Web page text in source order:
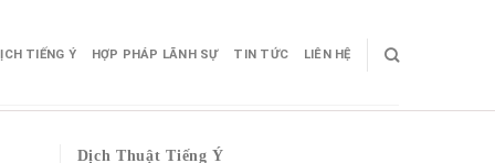
TIẾNG Ý HỢP PHÁP LÃNH SỰ TIN TỨC LIÊN HỆ
Dịch Thuật Tiếng Ý